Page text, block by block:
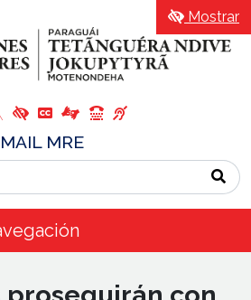
MRE
Mostrar